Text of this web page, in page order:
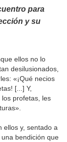
para
y su
ellos no lo
desilusionados,
«¡Qué necios
[...] Y,
profetas, les
ellos y, sentado a
bendición que